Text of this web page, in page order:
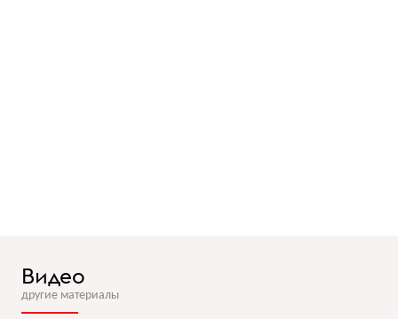
Видео
другие материалы